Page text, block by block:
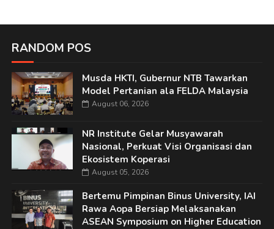
RANDOM POS
Musda HKTI, Gubernur NTB Tawarkan
Model Pertanian ala FELDA Malaysia
August 06, 2026
NR Institute Gelar Musyawarah
Nasional, Perkuat Visi Organisasi dan
Ekosistem Koperasi
August 05, 2026
Bertemu Pimpinan Binus University, IAI
Rawa Aopa Bersiap Melaksanakan
ASEAN Symposium on Higher Education